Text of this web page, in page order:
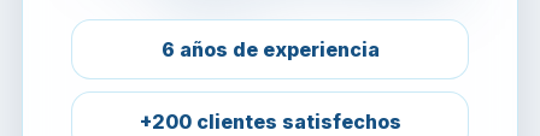
6 años de experiencia
+200 clientes satisfechos